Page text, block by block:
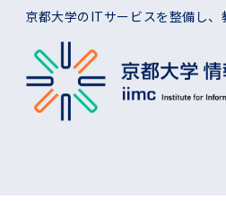
メインコンテンツに移動
京都大学のITサービスを整備し、